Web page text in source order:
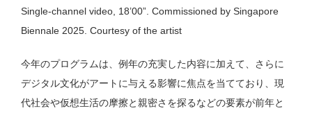
Single‑channel video, 18’00”. Commissioned by Singapore
Biennale 2025. Courtesy of the artist
今年のプログラムは、例年の充実した内容に加えて、さらに
デジタル文化がアートに与える影響に焦点を当てており、現
代社会や仮想生活の摩擦と親密さを探るなどの要素が前年と